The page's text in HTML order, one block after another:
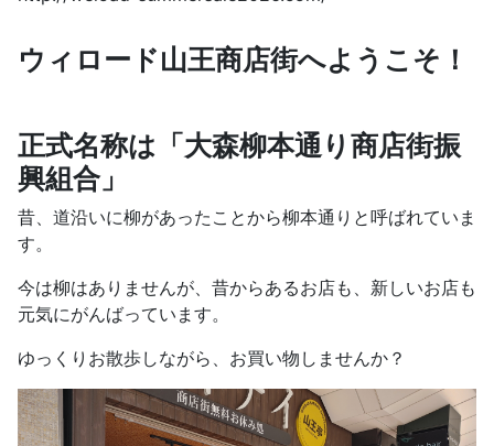
ウィロード山王商店街へようこそ！
正式名称は「大森柳本通り商店街振
興組合」
昔、道沿いに柳があったことから柳本通りと呼ばれていま
す。
今は柳はありませんが、昔からあるお店も、新しいお店も
元気にがんばっています。
ゆっくりお散歩しながら、お買い物しませんか？